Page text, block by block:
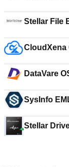
Stellar File
CloudXena
DataVare
SysInfo
Stellar